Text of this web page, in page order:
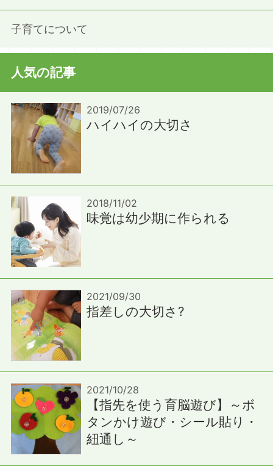
子育てについて
人気の記事
2019/07/26
ハイハイの大切さ
2018/11/02
味覚は幼少期に作られる
2021/09/30
指差しの大切さ?
2021/10/28
【指先を使う育脳遊び】～ボ
タンかけ遊び・シール貼り・
紐通し～